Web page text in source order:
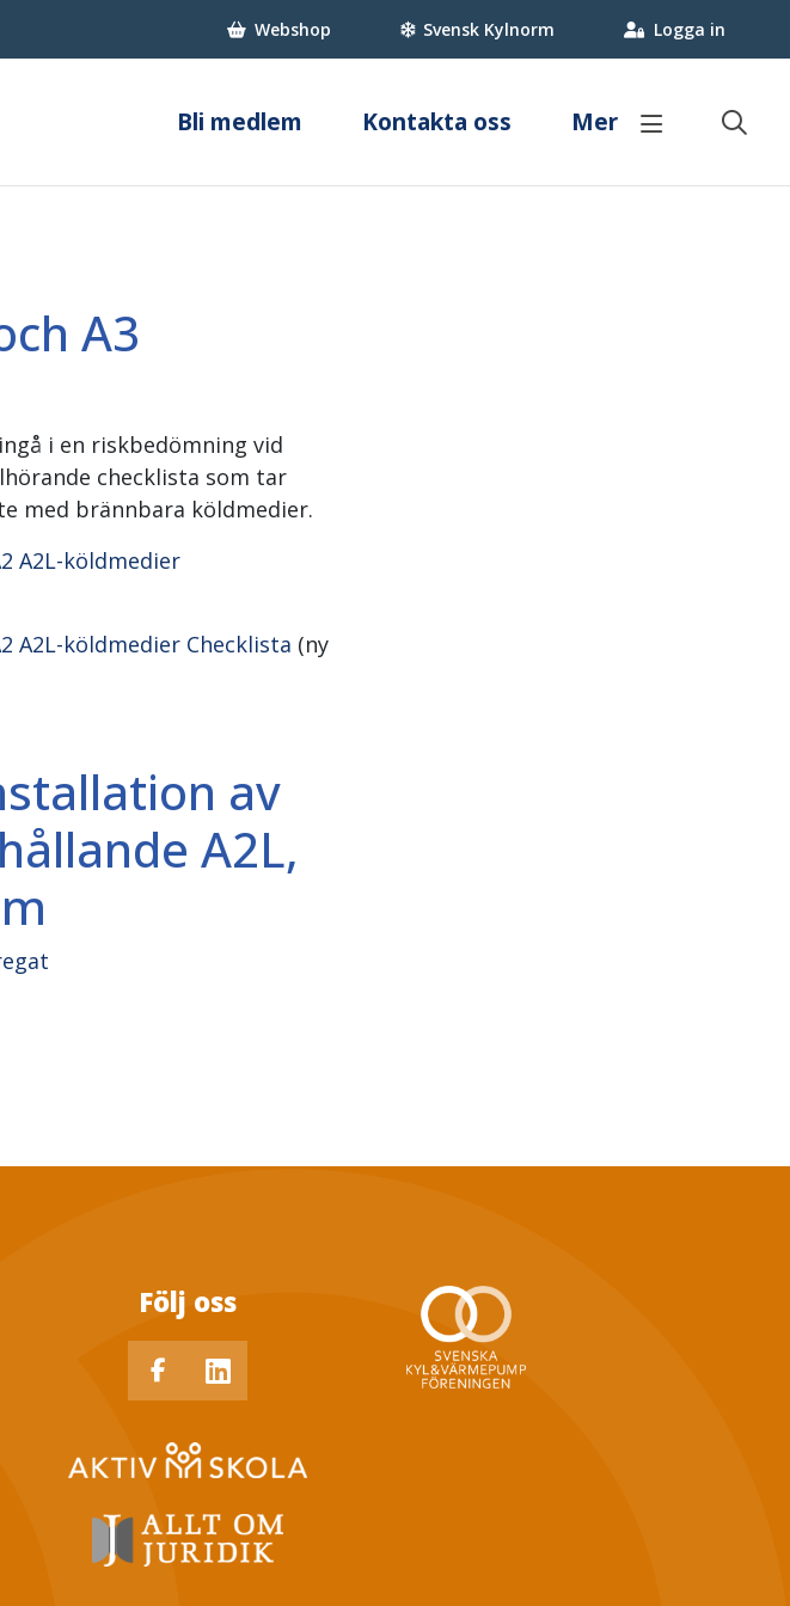
Webshop Svensk Kylnorm Logga in
Bli medlem Kontakta oss Mer
Jobb & Utbildning
Våra yrkesambassadörer
Branschregler Om värmepumpar
A3
i en riskbedömning vid
checklista som tar
med brännbara köldmedier.
A2L-köldmedier
A2L-köldmedier Checklista (ny
av
A2L,
Följ oss